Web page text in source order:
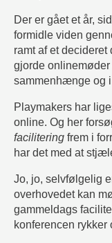
Der er gået et år,
formidle viden
ramt af et
gjorde
sammenhænge og
Playmakers har
online. Og her
facilitering frem i
har det med at
Jo, jo, selvfølgelig
overhovedet kan
gammeldags
konferencen rykker